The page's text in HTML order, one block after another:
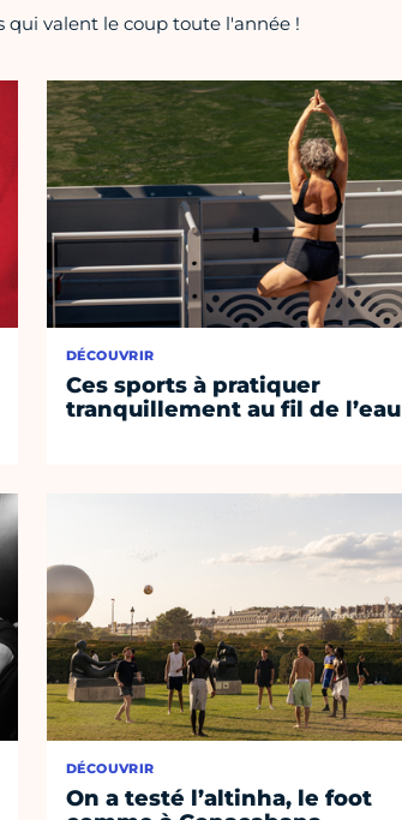
qui valent le coup toute l'année !
DÉCOUVRIR
Ces sports à pratiquer
tranquillement au fil de l’eau
DÉCOUVRIR
On a testé l’altinha, le foot